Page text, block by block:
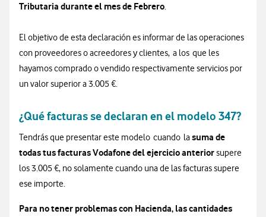
Tributaria durante el mes de Febrero.
El objetivo de esta declaración es informar de las operaciones
con proveedores o acreedores y clientes, a los que les
hayamos comprado o vendido respectivamente servicios por
un valor superior a 3.005 €.
¿Qué facturas se declaran en el modelo 347?
Tendrás que presentar este modelo cuando lasuma de
todas tus facturas Vodafone del ejercicio anteriorsupere
los 3.005 €, no solamente cuando una de las facturas supere
ese importe.
Para no tener problemas con Hacienda, las cantidades